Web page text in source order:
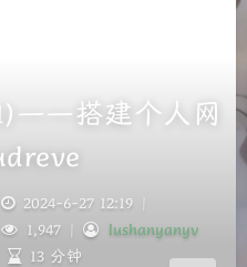
Sans Serif
搭建个人网
2024-6-27 12:19
1,947
lushanyanyv
13 分钟